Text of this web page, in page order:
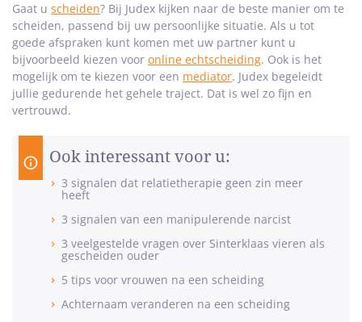
Gaat u scheiden? Bij Judex kijken naar de beste manier om te
scheiden, passend bij uw persoonlijke situatie. Als u tot
goede afspraken kunt komen met uw partner kunt u
bijvoorbeeld kiezen voor online echtscheiding. Ook is het
mogelijk om te kiezen voor een mediator. Judex begeleidt
jullie gedurende het gehele traject. Dat is wel zo fijn en
vertrouwd.
Ook interessant voor u:
3 signalen dat relatietherapie geen zin meer
heeft
3 signalen van een manipulerende narcist
3 veelgestelde vragen over Sinterklaas vieren als
gescheiden ouder
5 tips voor vrouwen na een scheiding
Achternaam veranderen na een scheiding